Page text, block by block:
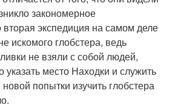
закономерное
экспедиция на самом деле
искомого глобстера, ведь
не взяли с собой людей,
указать место Находки и служить
попытки изучить глобстера